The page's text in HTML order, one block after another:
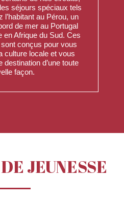
séjours spéciaux tels
l’habitant au Pérou, un
de mer au Portugal
en Afrique du Sud. Ces
conçus pour vous
culture locale et vous
destination d’une toute
façon.
JEUNESSE